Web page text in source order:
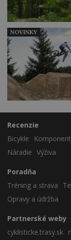
NOVINKY
Recenzie
Bicykle
Náradie Výživa
Poradňa
Tréning a strava
Opravy a údržba
Partnerské weby
cyklisticke.trasy.sk